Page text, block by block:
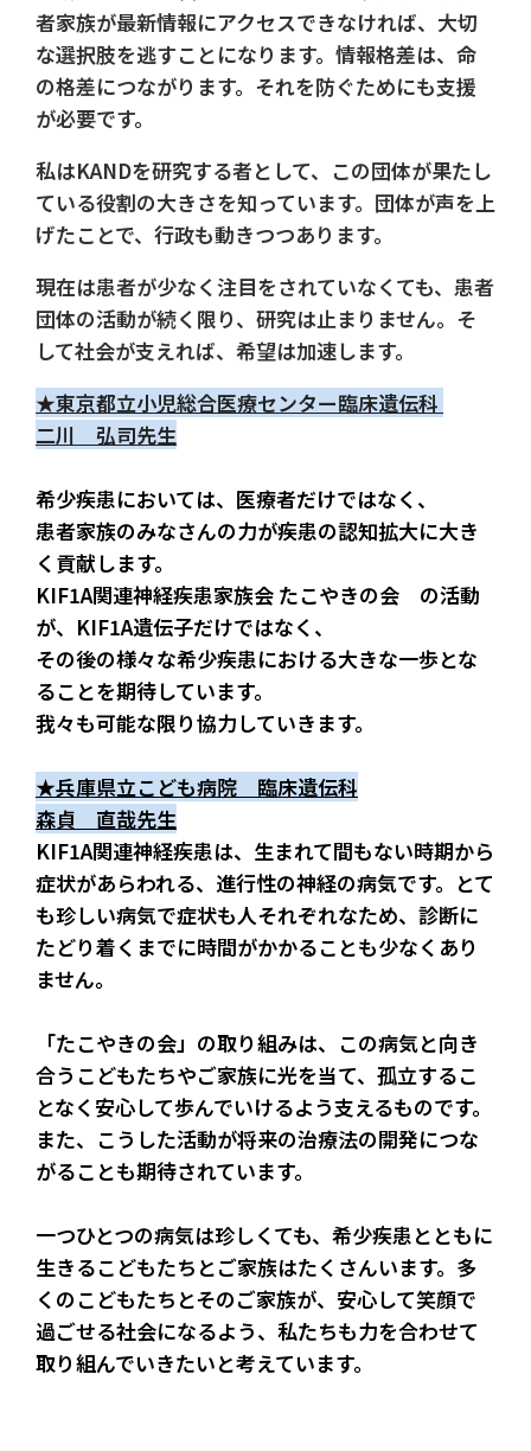
者家族が最新情報にアクセスできなければ、大切
な選択肢を逃すことになります。情報格差は、命
の格差につながります。それを防ぐためにも支援
が必要です。
私はKANDを研究する者として、この団体が果たし
ている役割の大きさを知っています。団体が声を上
げたことで、行政も動きつつあります。
現在は患者が少なく注目をされていなくても、患者
団体の活動が続く限り、研究は止まりません。そ
して社会が支えれば、希望は加速します。
★東京都立小児総合医療センター臨床遺伝科
二川　弘司先生
希少疾患においては、医療者だけではなく、
患者家族のみなさんの力が疾患の認知拡大に大き
く貢献します。
KIF1A関連神経疾患家族会 たこやきの会　の活動
が、KIF1A遺伝子だけではなく、
その後の様々な希少疾患における大きな一歩とな
ることを期待しています。
我々も可能な限り協力していきます。
★兵庫県立こども病院　臨床遺伝科
森貞　直哉先生
KIF1A関連神経疾患は、生まれて間もない時期から
症状があらわれる、進行性の神経の病気です。とて
も珍しい病気で症状も人それぞれなため、診断に
たどり着くまでに時間がかかることも少なくあり
ません。
「たこやきの会」の取り組みは、この病気と向き
合うこどもたちやご家族に光を当て、孤立するこ
となく安心して歩んでいけるよう支えるものです。
また、こうした活動が将来の治療法の開発につな
がることも期待されています。
一つひとつの病気は珍しくても、希少疾患とともに
生きるこどもたちとご家族はたくさんいます。多
くのこどもたちとそのご家族が、安心して笑顔で
過ごせる社会になるよう、私たちも力を合わせて
取り組んでいきたいと考えています。